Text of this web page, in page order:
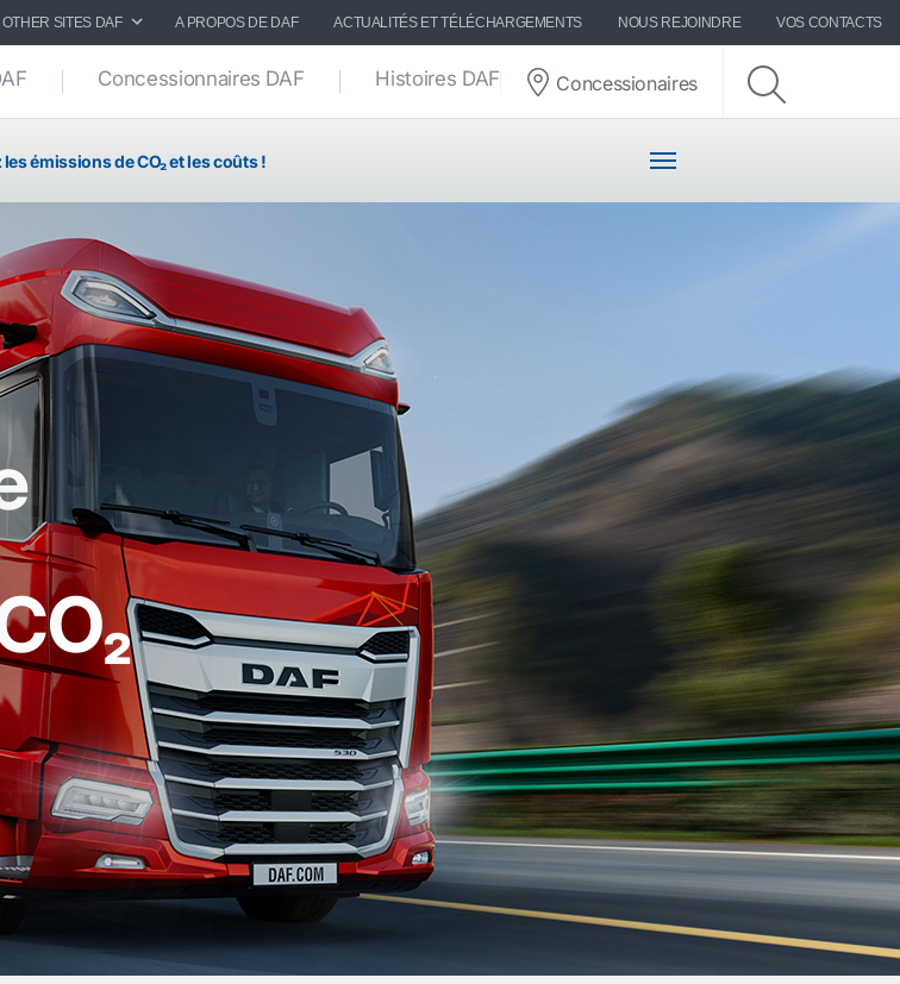
OTHER SITES DAF A PROPOS DE DAF ACTUALITÉS ET TÉLÉCHARGEMENTS NOUS REJOINDRE VOS CONTACTS
Concessionnaires DAF Histoires DAF Concessionaires
les émissions de CO₂ et les coûts !